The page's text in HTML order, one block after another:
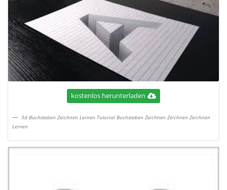
kostenlos herunterladen
3d Buchstaben Zeichnen Lernen Tutorial Buchstaben Zeichnen Zeichnen Zeichnen
Lernen